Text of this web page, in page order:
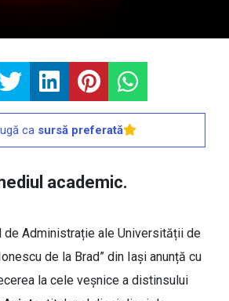
ca sursă preferată
academic.
de Administrație ale Universității de
de la Brad” din Iaşi anunță cu
la cele veșnice a distinsului